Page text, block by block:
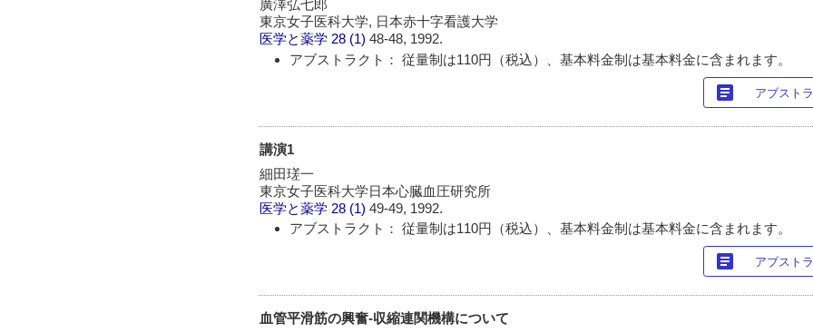
廣澤弘七郎
東京女子医科大学, 日本赤十字看護大学
医学と薬学 28 (1)48-48, 1992.
アブストラクト： 従量制は110円（税込）、基本料金制は基本料金に含まれます。
article アブスト
講演1
細田瑳一
東京女子医科大学日本心臓血圧研究所
医学と薬学 28 (1)49-49, 1992.
アブストラクト： 従量制は110円（税込）、基本料金制は基本料金に含まれます。
article アブスト
血管平滑筋の興奮-収縮連関機構について